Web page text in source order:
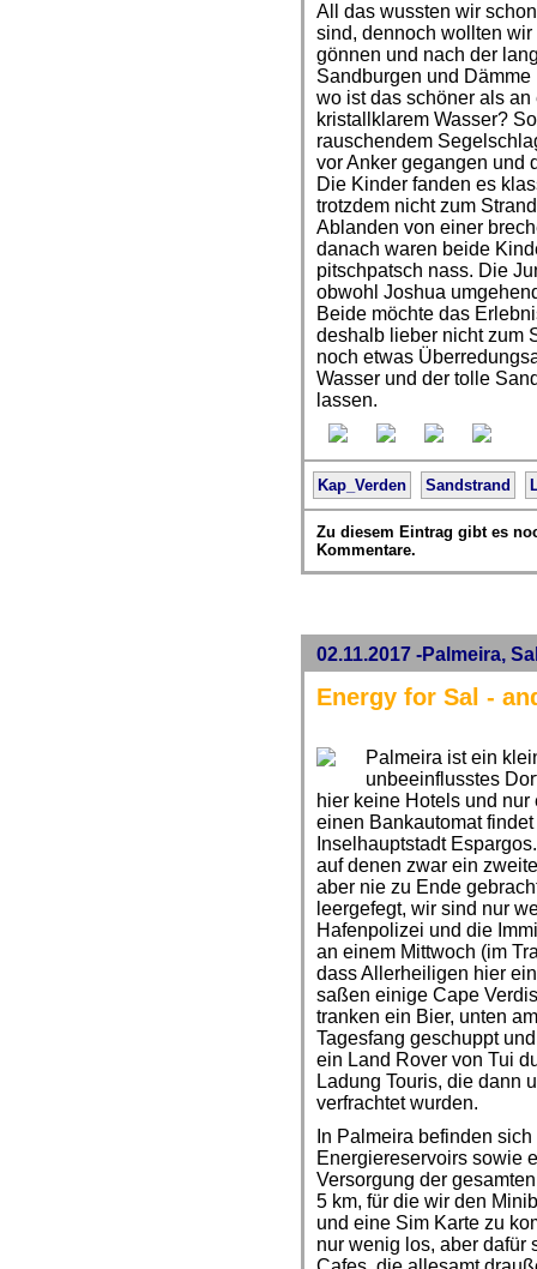
All das wussten wir
sind, dennoch wollten
gönnen und nach der
Sandburgen und
wo ist das schöner als
kristallklarem Wasser?
rauschendem
vor Anker gegangen und
Die Kinder fanden es
trotzdem nicht zum
Ablanden von einer
danach waren beide
pitschpatsch nass. Die
obwohl Joshua
Beide möchte das
deshalb lieber nicht zum
noch etwas
Wasser und der tolle
lassen.
Kap_Verden Sandstrand
Zu diesem Eintrag gibt es
Kommentare.
02.11.2017 -Palmeira,
Energy for Sal -
Palmeira ist ein
unbeeinflusstes
hier keine Hotels und
einen Bankautomat
Inselhauptstadt
auf denen zwar ein
aber nie zu Ende
leergefegt, wir sind nur
Hafenpolizei und die
an einem Mittwoch (im
dass Allerheiligen hier
saßen einige Cape
tranken ein Bier, unten
Tagesfang geschuppt
ein Land Rover von Tui
Ladung Touris, die dann
verfrachtet wurden.
In Palmeira befinden
Energiereservoirs sowie
Versorgung der
5 km, für die wir den
und eine Sim Karte zu
nur wenig los, aber dafür